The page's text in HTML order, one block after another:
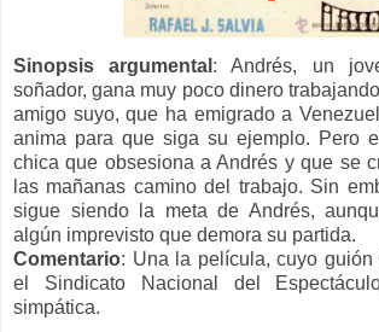
Sinopsis argumental : Andrés, un
soñador, gana muy poco dinero
amigo suyo, que ha emigrado a
anima para que siga su ejemplo. Pero
chica que obsesiona a Andrés y que se
las mañanas camino del trabajo. Sin
sigue siendo la meta de Andrés,
algún imprevisto que demora su partida.
Comentario: Una la película, cuyo guión
el Sindicato Nacional del
simpática.